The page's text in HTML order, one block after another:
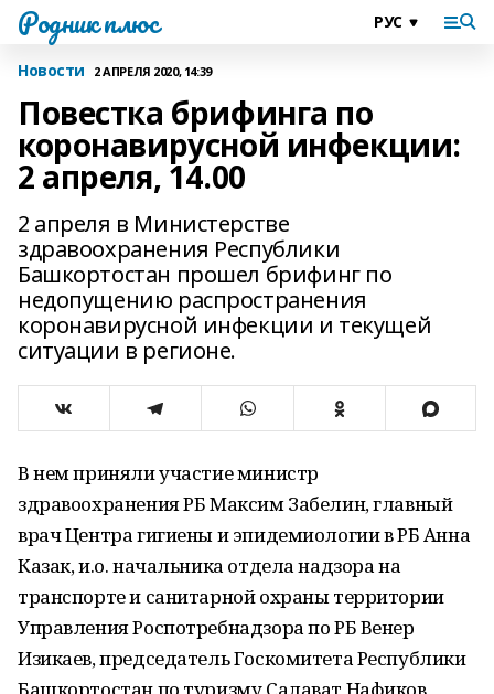
Родник плюс
Новости 2 АПРЕЛЯ 2020, 14:39
Повестка брифинга по
коронавирусной инфекции:
2 апреля, 14.00
2 апреля в Министерстве
здравоохранения Республики
Башкортостан прошел брифинг по
недопущению распространения
коронавирусной инфекции и текущей
ситуации в регионе.
В нем приняли участие министр
здравоохранения РБ Максим Забелин, главный
врач Центра гигиены и эпидемиологии в РБ Анна
Казак, и.о. начальника отдела надзора на
транспорте и санитарной охраны территории
Управления Роспотребнадзора по РБ Венер
Изикаев, председатель Госкомитета Республики